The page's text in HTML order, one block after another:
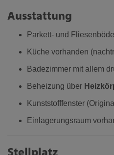
Ausstattung
Parkett- und
Küche vorhanden
Badezimmer mit allem
Beheizung über
Kunststofffenster
Einlagerungsraum
Stellplatz